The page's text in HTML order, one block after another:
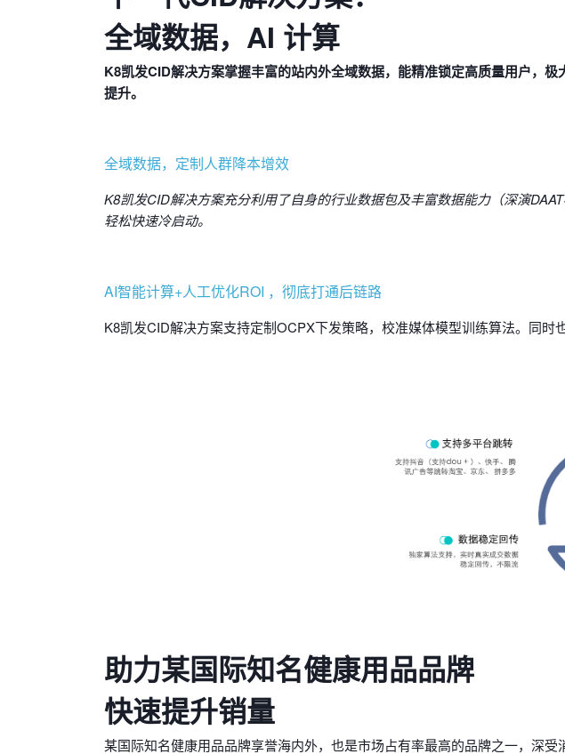
全域数据，AI 计算
K8凯发CID解决方案掌握丰富的站内外全域数据，能精准锁定高质量用户，
提升。
全域数据，定制人群降本增效
K8凯发CID解决方案充分利用了自身的行业数据包及丰富数据能力（深演
轻松快速冷启动。
AI智能计算+人工优化ROI ，彻底打通后链路
K8凯发CID解决方案支持定制OCPX下发策略，校准媒体模型训练算法。同时
助力某国际知名健康用品品牌
快速提升销量
某国际知名健康用品品牌享誉海内外，也是市场占有率最高的品牌之一，深